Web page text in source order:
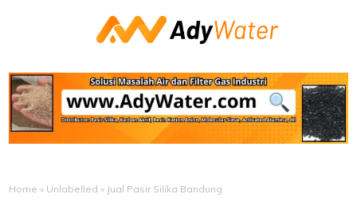
Home » Unlabelled » Jual Pasir Silika Bandung